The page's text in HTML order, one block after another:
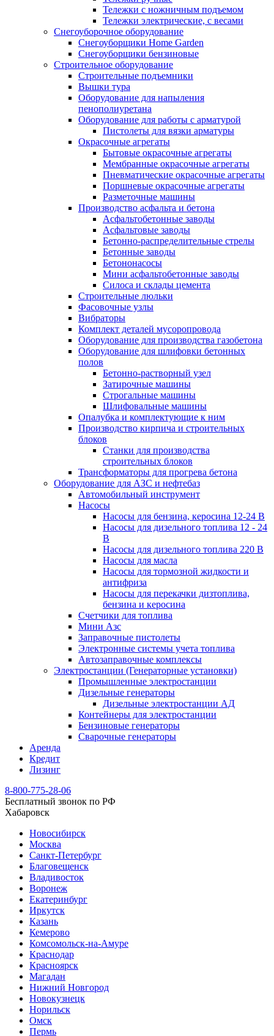
Тележки с ножничным подъемом
Тележки электрические, с весами
Снегоуборочное оборудование
Снегоуборщики Home Garden
Снегоуборщики бензиновые
Строительное оборудование
Cтроительные подъемники
Вышки тура
Оборудование для напыления
пенополиуретана
Оборудование для работы с арматурой
Пистолеты для вязки арматуры
Окрасочные агрегаты
Бытовые окрасочные агрегаты
Мембранные окрасочные агрегаты
Пневматические окрасочные агрегаты
Поршневые окрасочные агрегаты
Разметочные машины
Производство асфальта и бетона
Асфальтобетонные заводы
Асфальтовые заводы
Бетонно-распределительные стрелы
Бетонные заводы
Бетононасосы
Мини асфальтобетонные заводы
Силоса и склады цемента
Строительные люльки
Фасовочные узлы
Вибраторы
Комплект деталей мусоропровода
Оборудование для производства газобетона
Оборудование для шлифовки бетонных
полов
Бетонно-растворный узел
Затирочные машины
Строгальные машины
Шлифовальные машины
Опалубка и комплектующие к ним
Производство кирпича и строительных
блоков
Cтанки для производства
строительных блоков
Трансформаторы для прогрева бетона
Оборудование для АЗС и нефтебаз
Автомобильный инструмент
Насосы
Насосы для бензина, керосина 12-24 В
Насосы для дизельного топлива 12 - 24
В
Насосы для дизельного топлива 220 В
Насосы для масла
Насосы для тормозной жидкости и
антифриза
Насосы для перекачки дизтоплива,
бензина и керосина
Счетчики для топлива
Мини Азс
Заправочные пистолеты
Электронные системы учета топлива
Автозаправочные комплексы
Электростанции (Генераторные установки)
Промышленные электростанции
Дизельные генераторы
Дизельные электростанции АД
Контейнеры для электростанции
Бензиновые генераторы
Сварочные генераторы
Аренда
Кредит
Лизинг
8-800-775-28-06
Бесплатный звонок по РФ
Хабаровск
Новосибирск
Москва
Санкт-Петербург
Благовещенск
Владивосток
Воронеж
Екатеринбург
Иркутск
Казань
Кемерово
Комсомольск-на-Амуре
Краснодар
Красноярск
Магадан
Нижний Новгород
Новокузнецк
Норильск
Омск
Пермь